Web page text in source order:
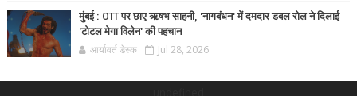
मुंबई : OTT पर छाए ऋषभ साहनी, 'नागबंधन' में दमदार डबल रोल ने दिलाई
'टोटल मेगा विलेन' की पहचान
आर्यावर्त डेस्क Jul 28, 2026